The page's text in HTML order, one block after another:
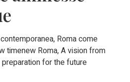
Roma come
timenew Roma, A vision from
for the future